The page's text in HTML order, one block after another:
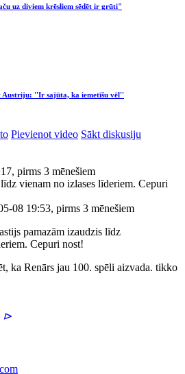
uz diviem krēsliem sēdēt ir grūti"
Austriju: ''Ir sajūta, ka iemetīšu vēl''
Pievienot video Sākt diskusiju
pirms 3 mēnešiem
vienam no izlases līderiem. Cepuri
08 19:53, pirms 3 mēnešiem
pamazām izaudzis līdz
Cepuri nost!
ka Renārs jau 100. spēli aizvada. tikko
⊳